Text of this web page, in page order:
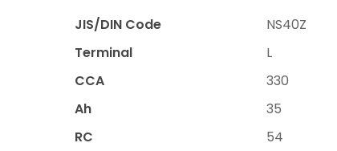
JIS/DIN Code
NS40Z
Terminal
L
CCA
330
Ah
35
RC
54